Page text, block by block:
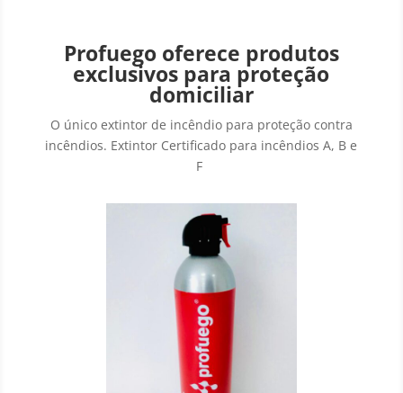
Profuegooferece produtos
exclusivos para proteção
domiciliar
O único extintor de incêndio para proteção contra
incêndios. Extintor Certificado para incêndios A, B e
F